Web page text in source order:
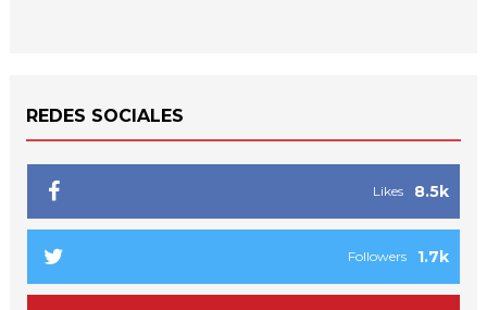
REDES SOCIALES
8.5k
Likes
1.7k
Followers